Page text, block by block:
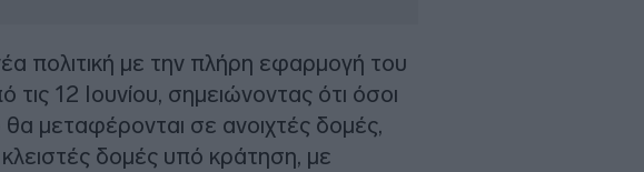
πολιτική με την πλήρη εφαρμογή του
12 Ιουνίου, σημειώνοντας ότι όσοι
μεταφέρονται σε ανοιχτές δομές,
δομές υπό κράτηση, με